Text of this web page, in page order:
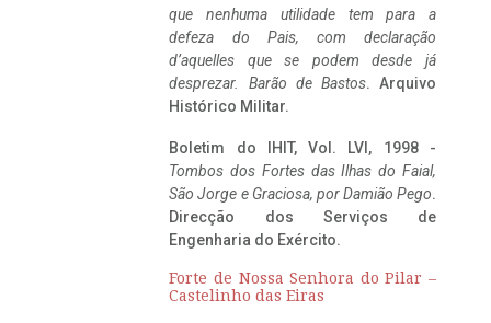
que nenhuma utilidade tem para a
defeza do Pais, com declaração
d’aquelles que se podem desde já
desprezar. Barão de Bastos. Arquivo
Histórico Militar.
Boletim do IHIT, Vol. LVI, 1998 -
Tombos dos Fortes das Ilhas do Faial,
São Jorge e Graciosa, por Damião Pego.
Direcção dos Serviços de
Engenharia do Exército.
Forte de Nossa Senhora do Pilar –
Castelinho das Eiras